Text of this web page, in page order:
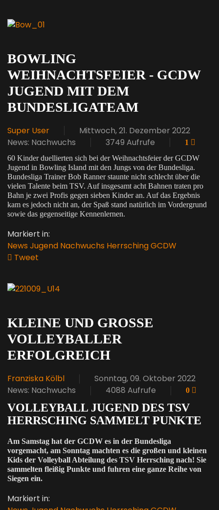
BOWLING
WEIHNACHTSFEIER - GCDW
JUGEND MIT DEM
BUNDESLIGATEAM
Super User
Mittwoch, 21. Dezember 2022
News: Nachwuchs
3749 Aufrufe
1
60 Kinder duellierten sich bei der Weihnachtsfeier der GCDW
Jugend in Bowling Island mit den Jungs von der Bundesliga.
Bundesliga Trainer Bob Ranner staunte nicht schlecht über die
vielen Talente beim TSV. Auf insgesamt acht Bahnen traten pro
Bahn je zwei Profis gegen sieben Kinder an. Auf das Ergebnis
kam es jedoch nicht an, der Spaß stand natürlich im Vordergrund
sowie das gegenseitige Kennenlernen.
Markiert in:
News Jugend Nachwuchs HerrschingGCDW
Tweet
KLEINE UND GROSSE V
OLLEYBALLER E
RFOLGREICH
Franziska Kölbl
Sonntag, 09. Oktober 2022
News: Nachwuchs
4088 Aufrufe 0
VOLLEYBALL JUGEND DES TSV
HERRSCHING SAMMELT PUNKTE
Am Samstag hat der GCDW es in der Bundesliga
vorgemacht, am Sonntag machten es die großen und kleinen
Kids der Volleyball Abteilung des TSV Herrsching nach! Sie
sammelten fleißig Punkte und fuhren eine ganze Reihe von
Siegen ein.
Markiert in: